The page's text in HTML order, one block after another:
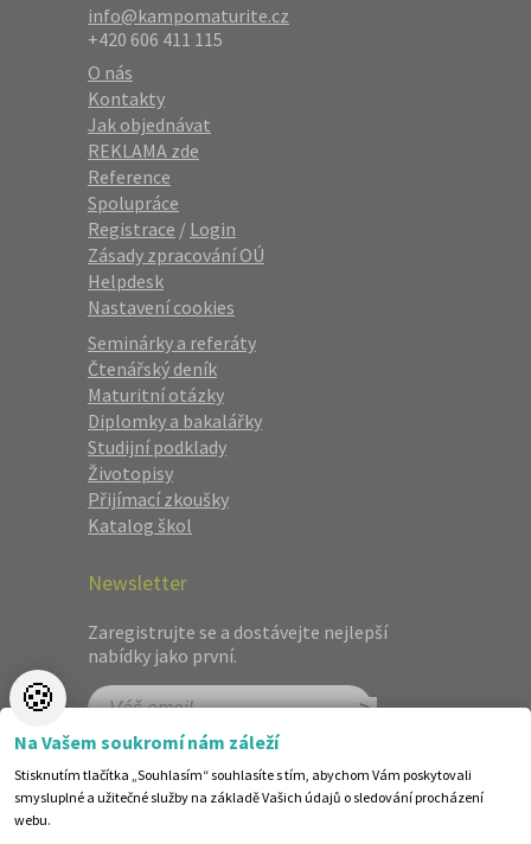
Cena: 331 Kč(běžná cena 349 Kč)
info@kampomaturite.cz
+420 606 411 115
O nás
Kontakty
Jak objednávat
REKLAMA zde
Reference
Spolupráce
Registrace / Login
Zásady zpracování OÚ
Helpdesk
Nastavení cookies
Seminárky a referáty
Čtenářský deník
Maturitní otázky
Diplomky a bakalářky
Studijní podklady
Životopisy
Přijímací zkoušky
Katalog škol
Newsletter
Zaregistrujte se a dostávejte nejlepší
nabídky jako první.
🍪
Na Vašem soukromí nám záleží
Stisknutím tlačítka „Souhlasím“ souhlasíte s tím, abychom Vám poskytovali
smysluplné a užitečné služby na základě Vašich údajů o sledování procházení
webu.